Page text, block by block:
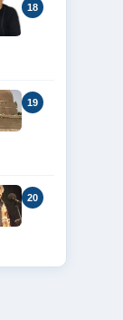
18
19
20